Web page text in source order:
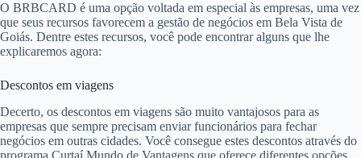
O BRBCARD é uma opção voltada em especial às empresas, uma vez
que seus recursos favorecem a gestão de negócios em Bela Vista de
Goiás. Dentre estes recursos, você pode encontrar alguns que lhe
explicaremos agora:
Descontos em viagens
Decerto, os descontos em viagens são muito vantajosos para as
empresas que sempre precisam enviar funcionários para fechar
negócios em outras cidades. Você consegue estes descontos através do
programa Curtaí Mundo de Vantagens que oferece diferentes opções